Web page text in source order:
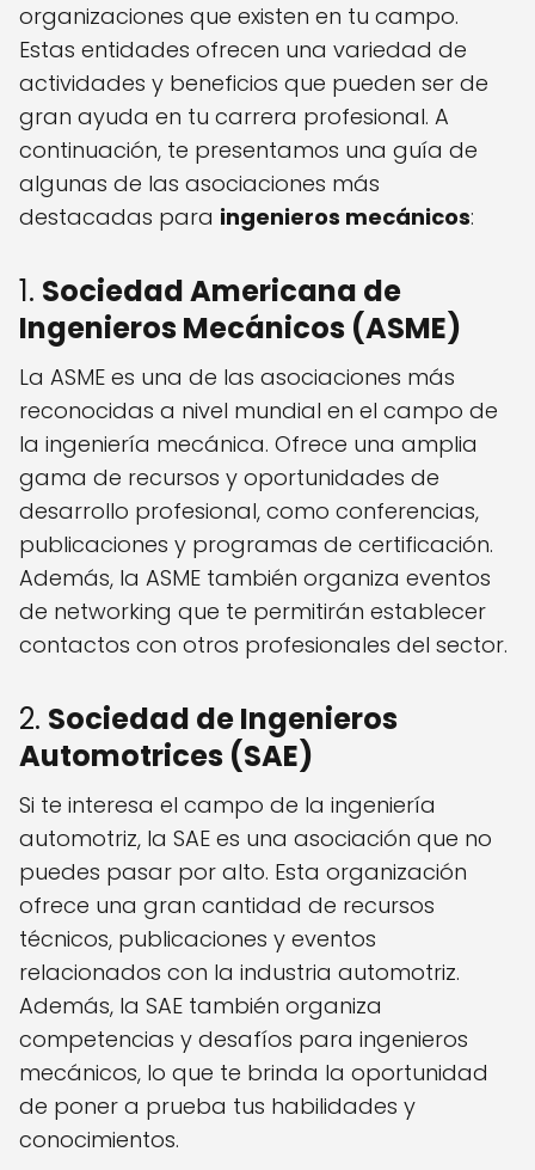
organizaciones que existen en tu campo.
Estas entidades ofrecen una variedad de
actividades y beneficios que pueden ser de
gran ayuda en tu carrera profesional. A
continuación, te presentamos una guía de
algunas de las asociaciones más
destacadas para ingenieros mecánicos:
1. Sociedad Americana de
Ingenieros Mecánicos (ASME)
La ASME es una de las asociaciones más
reconocidas a nivel mundial en el campo de
la ingeniería mecánica. Ofrece una amplia
gama de recursos y oportunidades de
desarrollo profesional, como conferencias,
publicaciones y programas de certificación.
Además, la ASME también organiza eventos
de networking que te permitirán establecer
contactos con otros profesionales del sector.
2. Sociedad de Ingenieros
Automotrices (SAE)
Si te interesa el campo de la ingeniería
automotriz, la SAE es una asociación que no
puedes pasar por alto. Esta organización
ofrece una gran cantidad de recursos
técnicos, publicaciones y eventos
relacionados con la industria automotriz.
Además, la SAE también organiza
competencias y desafíos para ingenieros
mecánicos, lo que te brinda la oportunidad
de poner a prueba tus habilidades y
conocimientos.